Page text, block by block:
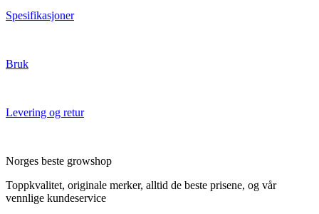
Spesifikasjoner
Bruk
Levering og retur
Norges beste growshop
Toppkvalitet, originale merker, alltid de beste prisene, og vår
vennlige kundeservice